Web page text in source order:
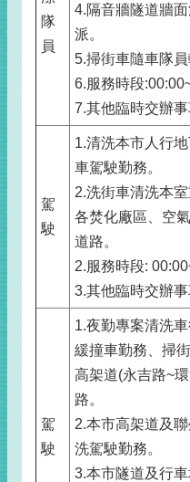
隊
員
4.隔音牆隧道牆
派。
5.掃街車隨車隊員
6.服務時段
7.其他臨時交辦事
駕
駛
1.清洗本市人行
車駕駛勤務。
2.洗街車清洗本
各焚化廠區、空
道路。
2.服務時段:
3.其他臨時交辦事
駕
駛
1.夜勤專案清洗
緩撞車勤務、掃
高架道(永吉路~
路。
2.本市高架道及
洗駕駛勤務。
3.本市隧道及行